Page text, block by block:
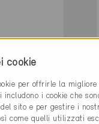
Scuole
cookie
per offrirle la migliore
includono i cookie che
sito e per gestire i
come quelli utilizzati